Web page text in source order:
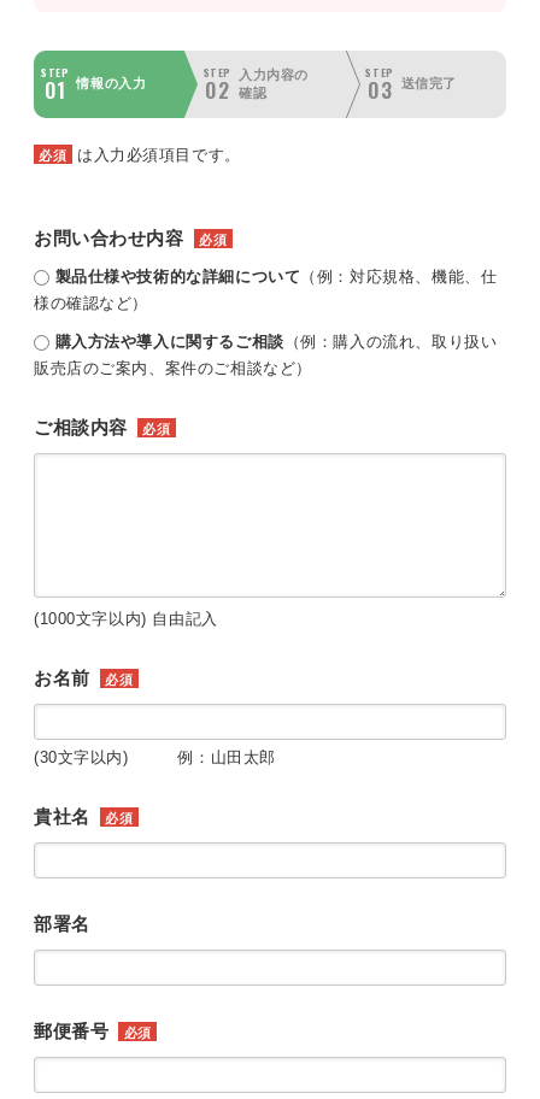
STEP
01 情報の入力
STEP
02
入力内容の
確認
STEP
03 送信完了
必須 は入力必須項目です。
お問い合わせ内容 必須
製品仕様や技術的な詳細について （例：対応規格、機能、仕
様の確認など）
購入方法や導入に関するご相談 （例：購入の流れ、取り扱い
販売店のご案内、案件のご相談など）
ご相談内容 必須
(1000文字以内) 自由記入
お名前 必須
(30文字以内) 例：山田太郎
貴社名 必須
部署名
郵便番号 必須